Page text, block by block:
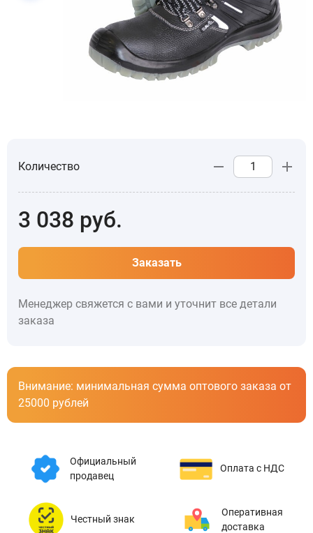
Количество
3 038 руб.
Заказать
Менеджер свяжется с вами и уточнит все детали
заказа
Внимание: минимальная сумма оптового заказа от
25000 рублей
Официальный
продавец
Оплата с НДС
Честный знак
Оперативная
доставка